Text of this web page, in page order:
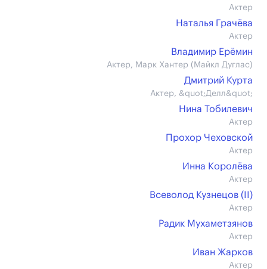
Актер
Наталья Грачёва
Актер
Владимир Ерёмин
Актер, Марк Хантер (Майкл Дуглас)
Дмитрий Курта
Актер, &quot;Делл&quot;
Нина Тобилевич
Актер
Прохор Чеховской
Актер
Инна Королёва
Актер
Всеволод Кузнецов (II)
Актер
Радик Мухаметзянов
Актер
Иван Жарков
Актер